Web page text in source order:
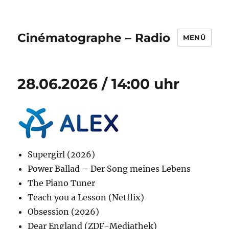
Cinématographe – Radio MENÜ
28.06.2026 / 14:00 uhr
Supergirl (2026)
Power Ballad – Der Song meines Lebens
The Piano Tuner
Teach you a Lesson (Netflix)
Obsession (2026)
Dear England (ZDF-Mediathek)